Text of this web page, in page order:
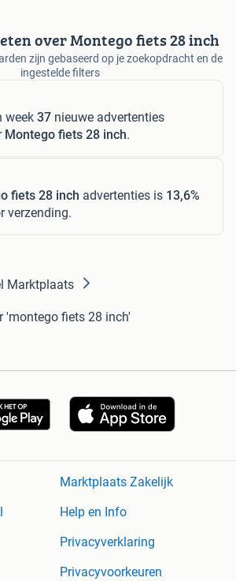
over Montego fiets 28 inch
zijn gebaseerd op je zoekopdracht en de
ingestelde filters
week 37 nieuwe advertenties
Montego fiets 28 inch.
fiets 28 inch advertenties is 13,6%
verzending.
Marktplaats
'montego fiets 28 inch'
Marktplaats Zakelijk
Help en Info
Privacyverklaring
Privacyvoorkeuren